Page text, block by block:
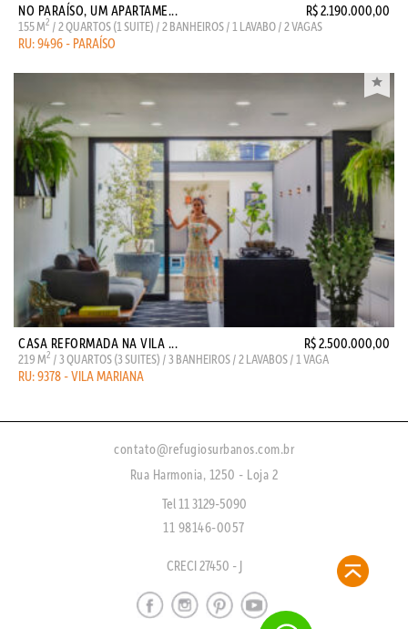
NO PARAÍSO, UM APARTAME... R$ 2.190.000,00
155 M2 / 2 QUARTOS (1 SUITE) / 2 BANHEIROS / 1 LAVABO / 2 VAGAS
RU: 9496 - PARAÍSO
CASA REFORMADA NA VILA ... R$ 2.500.000,00
219 M2 / 3 QUARTOS (3 SUITES) / 3 BANHEIROS / 2 LAVABOS / 1 VAGA
RU: 9378 - VILA MARIANA
contato@refugiosurbanos.com.br
Rua Harmonia, 1250 - Loja 2
Tel 11 3129-5090
11 98146-0057
CRECI 27450 - J